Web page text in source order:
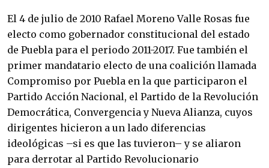
El 4 de julio de 2010 Rafael Moreno Valle Rosas fue
electo como gobernador constitucional del estado
de Puebla para el periodo 2011-2017. Fue también el
primer mandatario electo de una coalición llamada
Compromiso por Puebla en la que participaron el
Partido Acción Nacional, el Partido de la Revolución
Democrática, Convergencia y Nueva Alianza, cuyos
dirigentes hicieron a un lado diferencias
ideológicas –si es que las tuvieron– y se aliaron
para derrotar al Partido Revolucionario